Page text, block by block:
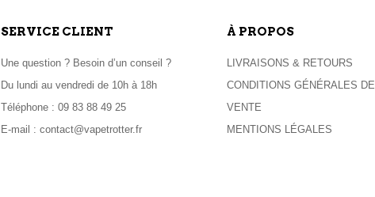
SERVICE CLIENT
Une question ? Besoin d’un conseil ?
Du lundi au vendredi de 10h à 18h
Téléphone : 09 83 88 49 25
E-mail : contact@vapetrotter.fr
À PROPOS
LIVRAISONS & RETOURS
CONDITIONS GÉNÉRALES DE
VENTE
MENTIONS LÉGALES